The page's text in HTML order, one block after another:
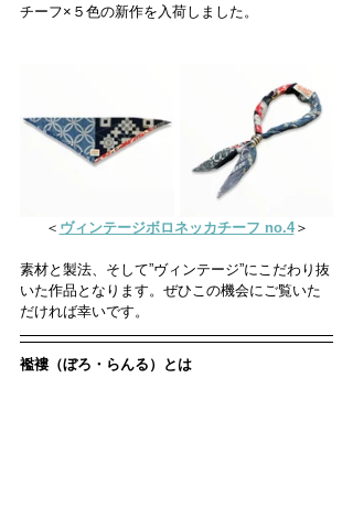
チーフ×５色の新作を入荷しました。
＜ ヴィンテージボロネッカチーフ no.4＞
素材と製法、そして”ヴィンテージ”にこだわり抜
いた作品となります。ぜひこの機会にご覧いた
だければ幸いです。
襤褸（ぼろ・らんる）とは